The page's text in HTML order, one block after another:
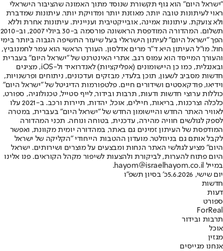
"ישראל היום" הוא גוף תקשורת שנוסד מתוך האמונה שהציבור הישראלי
ראוי לעיתונות טובה יותר, מאוזנת יותר ומדויקת יותר. עיתונות שמדברת
ולא צועקת. עיתונות אמינה, אובייקטיבית ועניינית. עיתונות אחרת וללא
תשלום. המהדורה המודפסת הראשונה פורסמה ב-30 ביולי 2007, וב-2010
הפך "ישראל היום" לעיתון הישראלי בעל שיעור החשיפה הגבוה ביותר בימי
חול. מו"ל העיתון היא ד"ר מרים אדלסון. העורך הראשי הוא עמר לחמנוביץ,
והעורך המייסד הוא עמוס רגב. אתרי האינטרנט של "ישראל היום" בעברית
ובאנגלית, כמו כן היישומונים (אפליקציות) לאנדרואיד ול-iOS, מציגים
חדשות מסביב לשעון, תוכן בלעדי, מבזקים ועדכונים, ניתוחים ופרשנויות,
וידיאו, פודקאסטים ושידורים חיים. פלטפורמות הדיגיטל של "ישראל היום"
כוללות ערוצי חדשות ודעות, תרבות ובידור, לייף סטייל, טכנולוגיה, ספורט,
כלכלה וצרכנות, בריאות, חיילים, אוכל, יהדות, תיירות ורכב. ב-2021 עלו
לאוויר האתר החדש והיישומון החדש של "ישראל היום" בעברית, במטרה
לספק לגולשים חוויה מהירה, עדכנית, בטוחה ונוחה. תכני המהדורה
המודפסת של העיתון זמינים גם באתר, במהדורה יומית מקוונת, ואפשר
לקבל אותם גם בניוזלטר. מועדון ההטבות הייחודי "הקליקה של ישראל
היום" מציע לגולשי האתר הנחות ומבצעים על מוצרים ושירותים. ישראל
היום פתוח להערות, לביקורת ולהצעות לשיפור מקהל הקוראים. פנו אלינו
במייל hayom@israelhayom.co.il.
יום שישי, 5.6.2026
כ' בסיון תשפ"ו
חדשות
דעות
ספורט
ForReal
תרבות ובידור
אוכל
מגזין
אנחנו מגייסים